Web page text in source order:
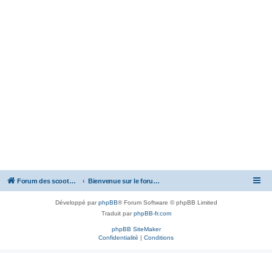
Forum des scooters SYM - GTS -MAXSYM - CRUISYM - JOYMAX - Maxsym TL Bienvenue sur le forum des scooters de la gamme SYM
Développé parphpBB® Forum Software © phpBB Limited
Traduit parphpBB-fr.com
phpBB SiteMaker
Confidentialité | Conditions